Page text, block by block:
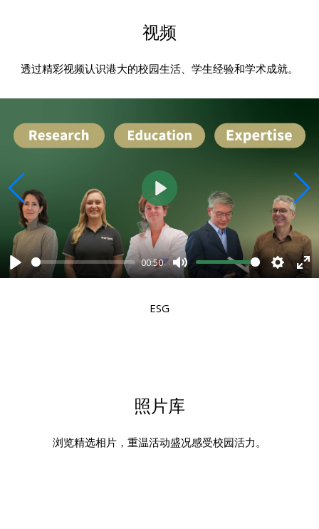
视频
透过精彩视频认识港大的校园生活、学生经验和学术成就。
Play
00:50
Mute
Play
ESG
照片库
浏览精选相片，重温活动盛况感受校园活力。